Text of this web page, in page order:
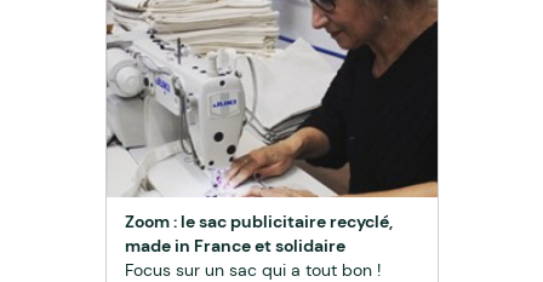
Zoom : le sac publicitaire recyclé,
made in France et solidaire
Focus sur un sac qui a tout bon !